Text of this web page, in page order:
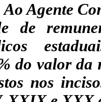
Agente
de
do valor da
nos